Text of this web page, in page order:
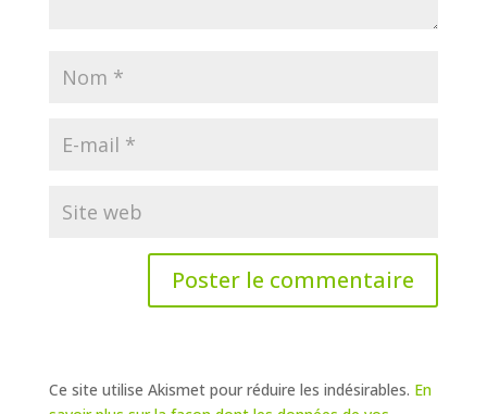
Ce site utilise Akismet pour réduire les indésirables. En